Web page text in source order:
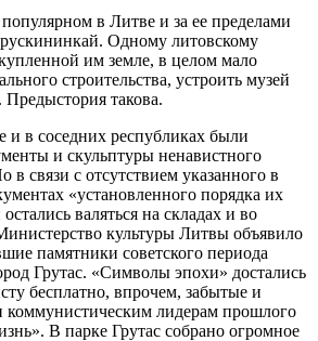
в Литве и за ее пределами
Одному литовскому
купленной им земле, в целом мало
строительства, устроить музей
такова.
и в соседних республиках были
и скульптуры ненавистного
в связи с отсутствием указанного в
«установленного порядка их
валяться на складах и во
культуры Литвы объявило
памятники советского периода
Грутас. «Символы эпохи» достались
бесплатно, впрочем, забытые и
лидерам прошлого
В парке Грутас собрано огромное